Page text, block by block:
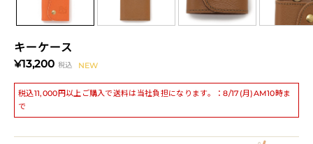
キーケース
¥13,200 税込 NEW
税込11,000円以上ご購入で送料は当社負担になります。：8/17(月)AM10時ま
で